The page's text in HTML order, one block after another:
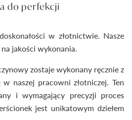
do perfekcji
w złotnictwie. Nasze
jakości wykonania.
zostaje wykonany ręcznie z
w naszej pracowni złotniczej. Ten
i wymagający precyzji proces
jest unikatowym dziełem